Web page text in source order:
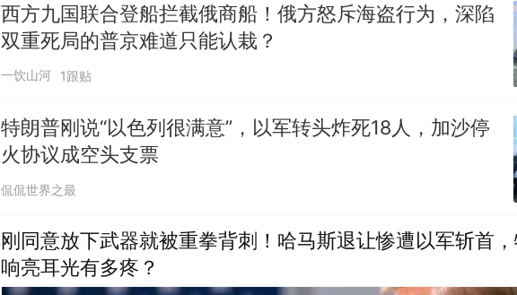
西方九国联合登船拦截俄商船！俄方怒斥海盗行为，深陷
双重死局的普京难道只能认栽？
一饮山河 1跟贴
特朗普刚说“以色列很满意”，以军转头炸死18人，加沙停
火协议成空头支票
侃侃世界之最
刚同意放下武器就被重拳背刺！哈马斯退让惨遭以军斩首
响亮耳光有多疼？